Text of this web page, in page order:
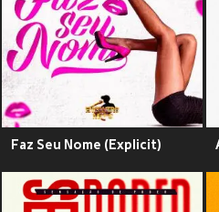
Faz Seu Nome (Explicit)